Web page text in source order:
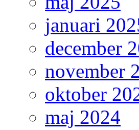
januari
december
november
oktober
maj 2024